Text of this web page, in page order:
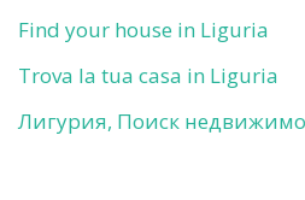
Find your house in Liguria
Trova la tua casa in Liguria
Лигурия, Поиск